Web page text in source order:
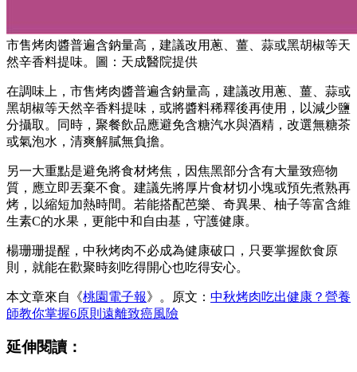
市售烤肉醬普遍含鈉量高，建議改用蔥、薑、蒜或黑胡椒等天
然辛香料提味。圖：天成醫院提供
在調味上，市售烤肉醬普遍含鈉量高，建議改用蔥、薑、蒜或
黑胡椒等天然辛香料提味，或將醬料稀釋後再使用，以減少鹽
分攝取。同時，聚餐飲品應避免含糖汽水與酒精，改選無糖茶
或氣泡水，清爽解膩無負擔。
另一大重點是避免將食材烤焦，因焦黑部分含有大量致癌物
質，應立即丟棄不食。建議先將厚片食材切小塊或預先煮熟再
烤，以縮短加熱時間。若能搭配芭樂、奇異果、柚子等富含維
生素C的水果，更能中和自由基，守護健康。
楊珊珊提醒，中秋烤肉不必成為健康破口，只要掌握飲食原
則，就能在歡聚時刻吃得開心也吃得安心。
本文章來自《桃園電子報》。原文： 中秋烤肉吃出健康？營養
師教你掌握6原則遠離致癌風險
延伸閱讀：